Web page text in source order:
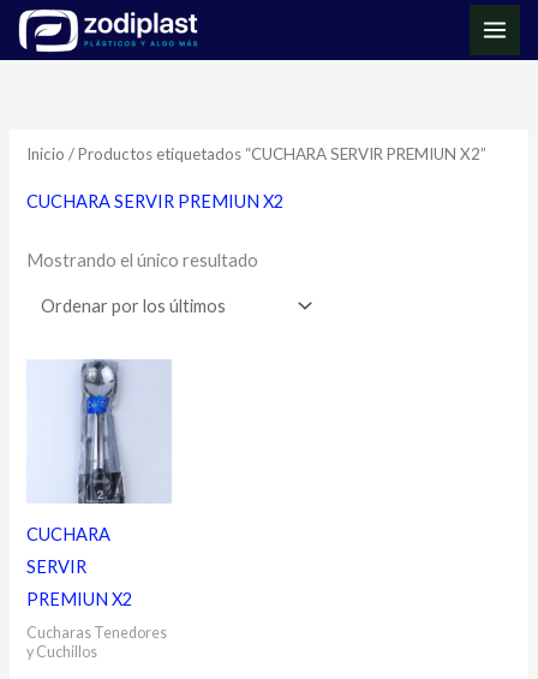
Inicio / Productos etiquetados “CUCHARA SERVIR PREMIUN X2”
CUCHARA SERVIR PREMIUN X2
Mostrando el único resultado
CUCHARA
SERVIR
PREMIUN X2
Cucharas Tenedores
y Cuchillos